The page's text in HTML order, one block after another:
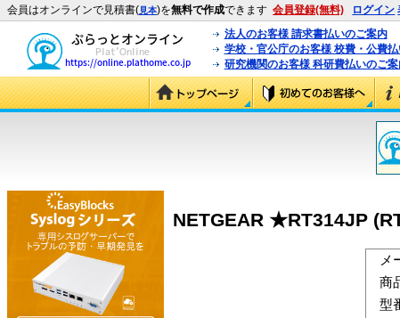
会員はオンラインで見積書(見本)を無料で作成できます 会員登録(無料) ログイン
法人のお客様 請求書払いのご案内
学校・官公庁のお客様 校費・公費
研究機関のお客様 科研費払いのご案
NETGEAR ★RT314JP
メ
商
型